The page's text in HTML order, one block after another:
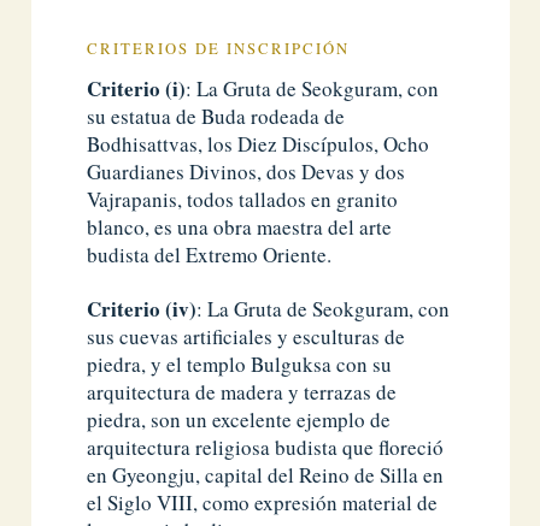
CRITERIOS DE INSCRIPCIÓN
Criterio (i): La Gruta de Seokguram, con
su estatua de Buda rodeada de
Bodhisattvas, los Diez Discípulos, Ocho
Guardianes Divinos, dos Devas y dos
Vajrapanis, todos tallados en granito
blanco, es una obra maestra del arte
budista del Extremo Oriente.
Criterio (iv): La Gruta de Seokguram, con
sus cuevas artificiales y esculturas de
piedra, y el templo Bulguksa con su
arquitectura de madera y terrazas de
piedra, son un excelente ejemplo de
arquitectura religiosa budista que floreció
en Gyeongju, capital del Reino de Silla en
el Siglo VIII, como expresión material de